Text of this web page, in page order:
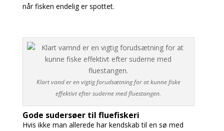
når fisken endelig er spottet.
Klart vand er en vigtig forudsætning for at kunne fiske
effektivt efter suderne med fluestangen.
Gode sudersøer til fluefiskeri
Hvis ikke man allerede har kendskab til en sø med